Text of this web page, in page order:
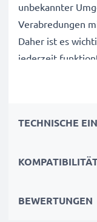
unbekannter
Verabredungen
Daher ist es
jederzeit
C5-00, C3-01
6730, 6303i, C5-
TECHNISCHE
BEWERTUNGEN